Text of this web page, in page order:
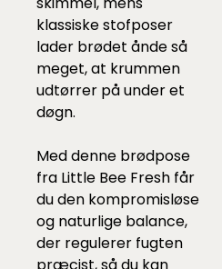
klassiske stofposer
lader brødet ånde så
meget, at krummen
udtørrer på under et
døgn.
Med denne brødpose
fra Little Bee Fresh får
du den kompromisløse
og naturlige balance,
der regulerer fugten